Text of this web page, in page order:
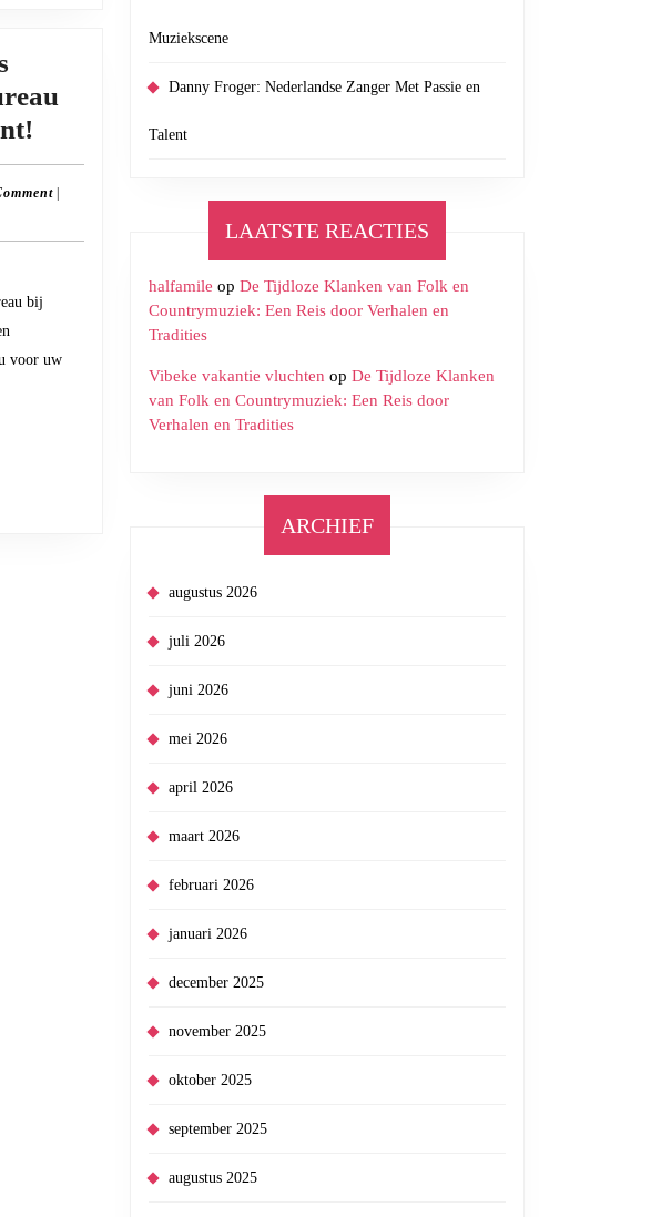
de
magie
professionele
artiestenbureau
voor
bij
voor uw
Muziekscene
Danny Froger: Nederlandse Zanger Met Passie en
Talent
LAATSTE REACTIES
halfamile op De Tijdloze Klanken van Folk en
Countrymuziek: Een Reis door Verhalen en
Tradities
Vibeke vakantie vluchten op De Tijdloze Klanken
van Folk en Countrymuziek: Een Reis door
Verhalen en Tradities
ARCHIEF
augustus 2026
juli 2026
juni 2026
mei 2026
april 2026
maart 2026
februari 2026
januari 2026
december 2025
november 2025
oktober 2025
september 2025
augustus 2025